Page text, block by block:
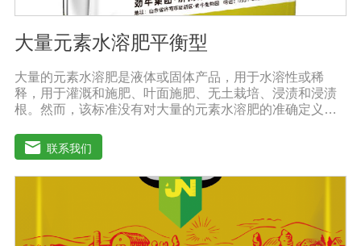
大量元素水溶肥平衡型
大量的元素水溶肥是液体或固体产品，用于水溶性或稀
释，用于灌溉和施肥、叶面施肥、无土栽培、浸渍和浸渍
根。然而，该标准没有对大量的元素水溶肥的准确定义。
合肥料。大量的元素水溶肥的特点是作物喷洒后通过树枝
和树叶迅速渗透到体内，提高作物运输营养物质的能力，
增加果叶营养物质，增强细胞活力和代谢能力。1.促进发
芽，加速茶树、果树、蔬菜等作物的生长，增加花蕾，促
类、甘蔗、桑树、树苗、果苗和攀缘作物生长得更快。2.
绿叶增强枝条，保护花朵和果实。使用后，叶子呈嫩绿
联系我们